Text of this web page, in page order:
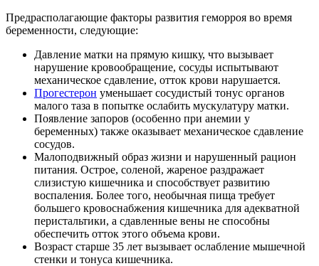
Предрасполагающие факторы развития геморроя во время
беременности, следующие:
Давление матки на прямую кишку, что вызывает
нарушение кровообращение, сосуды испытывают
механическое сдавление, отток крови нарушается.
Прогестерон уменьшает сосудистый тонус органов
малого таза в попытке ослабить мускулатуру матки.
Появление запоров (особенно при анемии у
беременных) также оказывает механическое сдавление
сосудов.
Малоподвижный образ жизни и нарушенный рацион
питания. Острое, соленой, жареное раздражает
слизистую кишечника и способствует развитию
воспаления. Более того, необычная пища требует
большего кровоснабжения кишечника для адекватной
перистальтики, а сдавленные вены не способны
обеспечить отток этого объема крови.
Возраст старше 35 лет вызывает ослабление мышечной
стенки и тонуса кишечника.